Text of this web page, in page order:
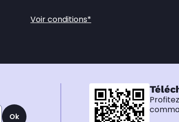
Voir conditions*
Ok